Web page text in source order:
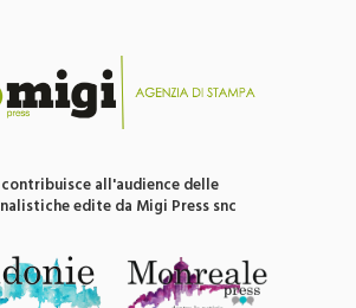
all'audience delle
edite da Migi Press snc